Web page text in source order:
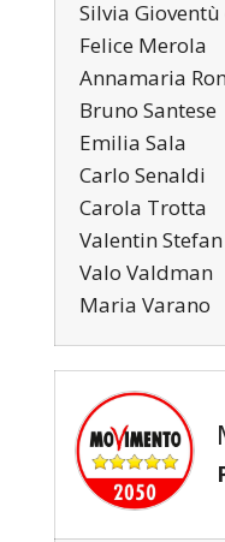
Silvia
Felice Merola
Annamaria
Bruno Santese
Emilia Sala
Carlo Senaldi
Carola Trotta
Valentin
Valo Valdman
Maria Varano